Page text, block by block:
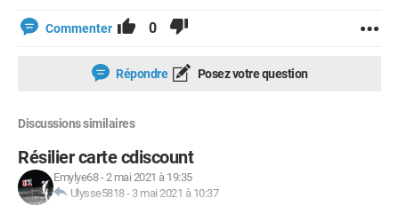
Commenter 0
Répondre Posez votre question
Discussions similaires
Résilier carte cdiscount
Emylye68-2 mai 2021 à 19:35
Ulysse5818- 3 mai 2021 à 10:37